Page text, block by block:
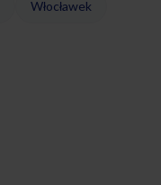
Włocławek